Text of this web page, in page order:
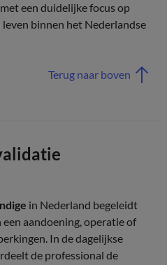
een duidelijke focus op
binnen het Nederlandse
Terug naar boven
in Nederland begeleidt
aandoening, operatie of
In de dagelijkse
de professional de